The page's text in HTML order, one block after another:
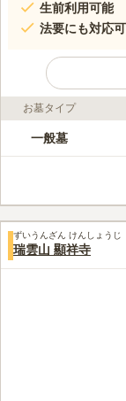
生前利用可能
法要にも対応
ライフドット編集部
大阪市天
ため、穏
口コミ評価
みんなの評価
30代女性
食事処はそ
お墓タイプ
一般墓
ずいうんざん けんしょうじ
瑞雲山 顯祥寺